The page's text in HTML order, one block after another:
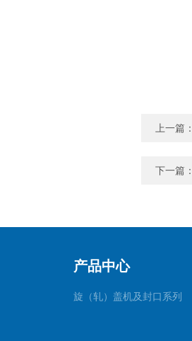
上一篇
下一篇
产品中心
旋（轧）盖机及封口系列